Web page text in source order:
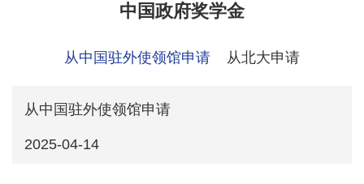
中国政府奖学金
从中国驻外使领馆申请 从北大申请
从中国驻外使领馆申请
2025-04-14